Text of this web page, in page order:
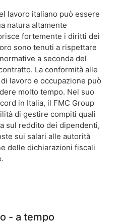
lavoro italiano può essere
natura altamente
fortemente i diritti dei
sono tenuti a rispettare
a seconda del
La conformità alle
lavoro e occupazione può
molto tempo. Nel suo
in Italia, il FMC Group
di gestire compiti quali
sul reddito dei dipendenti,
sui salari alle autorità
delle dichiarazioni fiscali
- a tempo